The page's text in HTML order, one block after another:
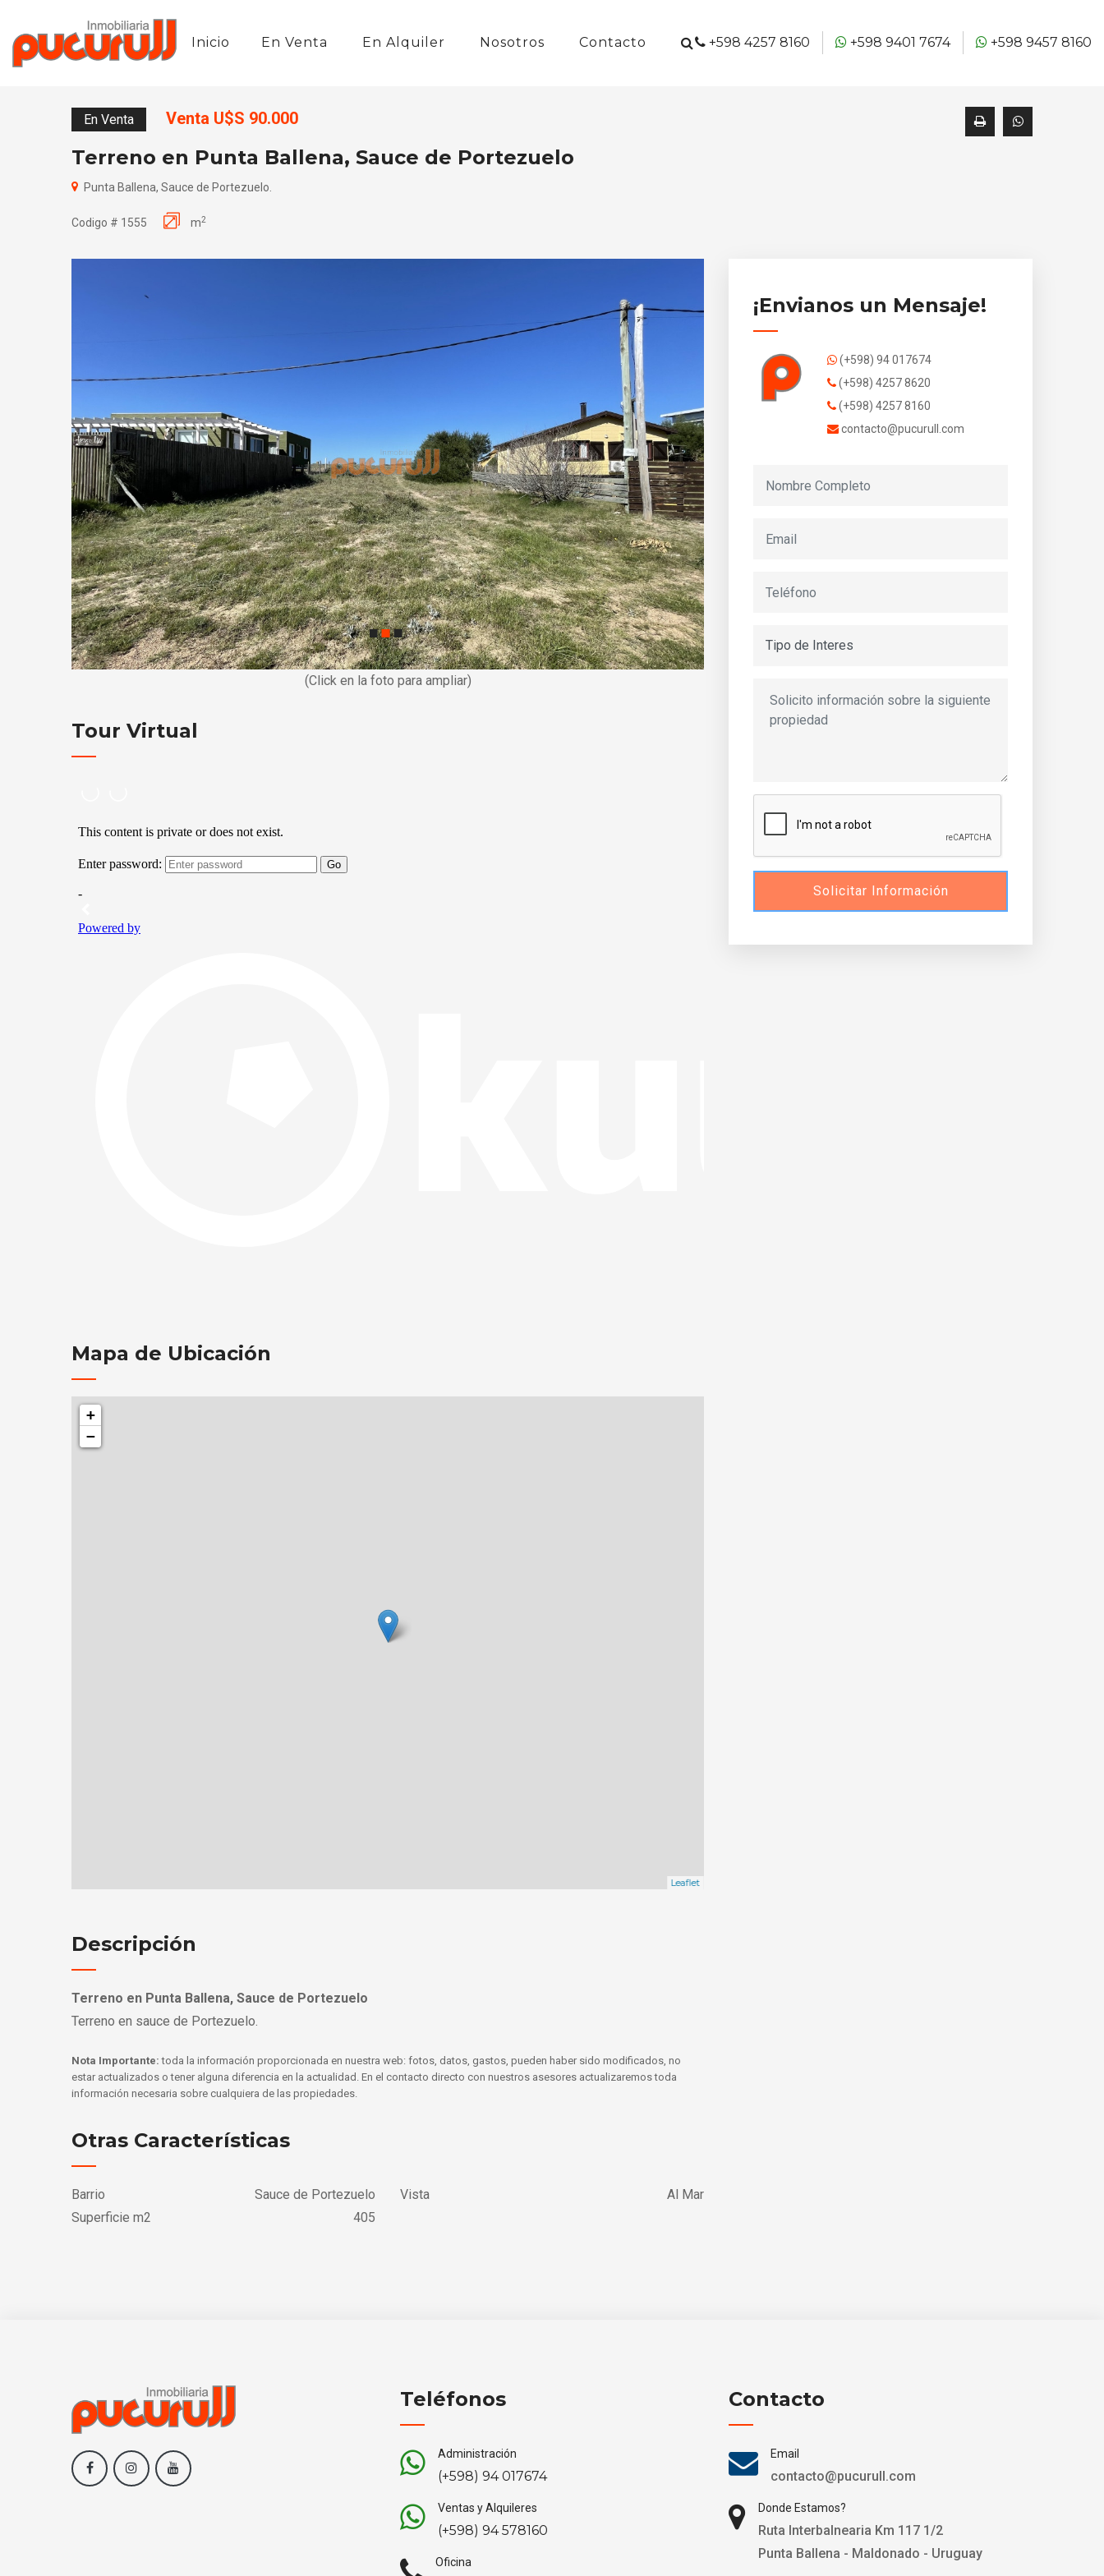
Inicio En Venta En Alquiler Nosotros Contacto +598 4257 8160 +598 9401 7674 +598 9457 8160
En Venta Venta U$S 90.000
Terreno en Punta Ballena, Sauce de Portezuelo
Punta Ballena, Sauce de Portezuelo.
Codigo # 1555 m2
(Click en la foto para ampliar)
Tour Virtual
Mapa de Ubicación
+
−
Leaflet
Descripción
Terreno en Punta Ballena, Sauce de Portezuelo
Terreno en sauce de Portezuelo.
Nota Importante:toda la información proporcionada en nuestra web: fotos, datos, gastos, pueden haber sido modificados, no
estar actualizados o tener alguna diferencia en la actualidad. En el contacto directo con nuestros asesores actualizaremos toda
información necesaria sobre cualquiera de las propiedades.
Otras Características
Barrio Sauce de Portezuelo Vista
Al Mar
Superficie m2
405
¡Envianos un Mensaje!
(+598) 94 017674
(+598) 4257 8620
(+598) 4257 8160
contacto@pucurull.com
Solicitar Información
Teléfonos
Administración
(+598) 94 017674
Ventas y Alquileres
(+598) 94 578160
Oficina
Contacto
Email
contacto@pucurull.com
Donde Estamos?
Ruta Interbalnearia Km 117 1/2
Punta Ballena - Maldonado - Uruguay